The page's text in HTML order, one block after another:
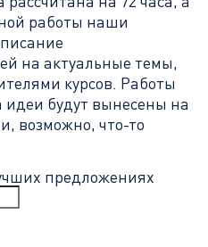
работы наши
на актуальные темы,
курсов. Работы
идеи будут вынесены на
возможно, что-то
предложениях